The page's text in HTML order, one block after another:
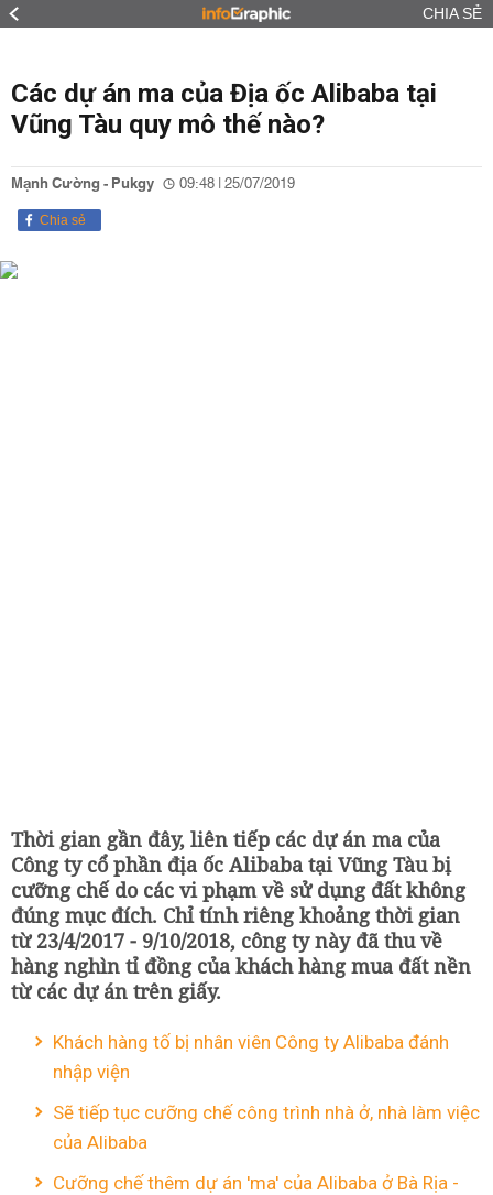
CHIA SẺ
Các dự án ma của Địa ốc Alibaba tại
Vũng Tàu quy mô thế nào?
Mạnh Cường - Pukgy 09:48 | 25/07/2019
Chia sẻ
Thời gian gần đây, liên tiếp các dự án ma của
Công ty cổ phần địa ốc Alibaba tại Vũng Tàu bị
cưỡng chế do các vi phạm về sử dụng đất không
đúng mục đích. Chỉ tính riêng khoảng thời gian
từ 23/4/2017 - 9/10/2018, công ty này đã thu về
hàng nghìn tỉ đồng của khách hàng mua đất nền
từ các dự án trên giấy.
Khách hàng tố bị nhân viên Công ty Alibaba đánh
nhập viện
Sẽ tiếp tục cưỡng chế công trình nhà ở, nhà làm việc
của Alibaba
Cưỡng chế thêm dự án 'ma' của Alibaba ở Bà Rịa -